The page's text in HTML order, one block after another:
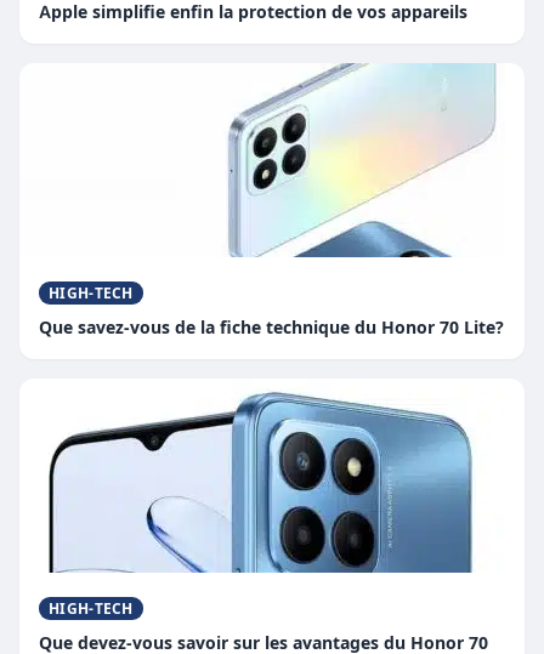
Apple simplifie enfin la protection de vos appareils
HIGH-TECH
Que savez-vous de la fiche technique du Honor 70 Lite?
HIGH-TECH
Que devez-vous savoir sur les avantages du Honor 70